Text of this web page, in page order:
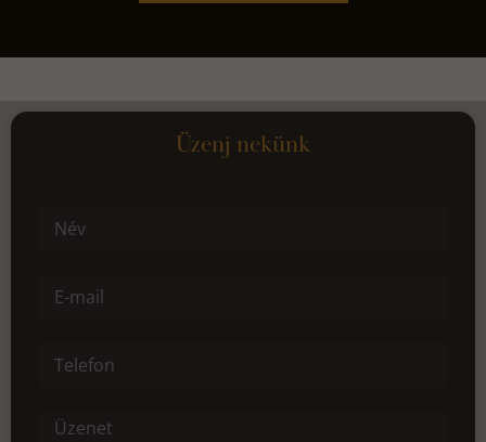
Üzenj nekünk
Név
E-mail
Telefon
Üzenet